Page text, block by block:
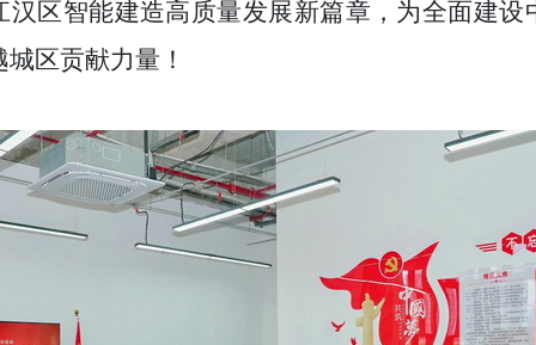
汉区智能建造高质量发展新篇章，为全面建设
区贡献力量！